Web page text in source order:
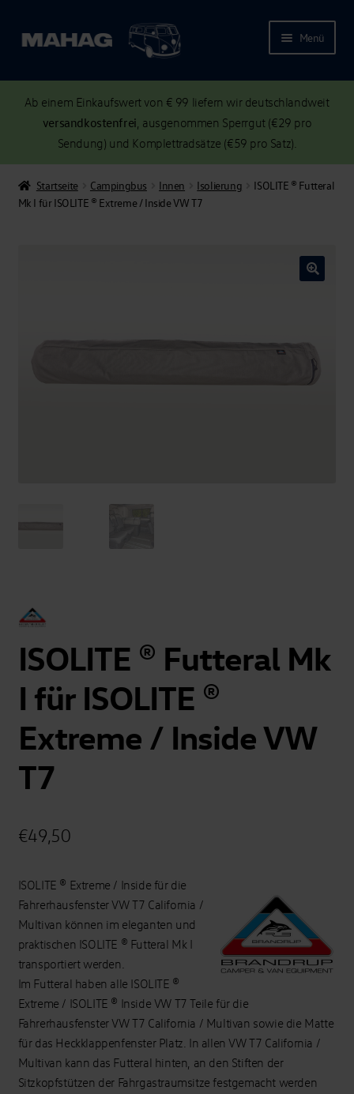
Menü
Ab einem Einkaufswert von € 99 liefern wir deutschlandweit
versandkostenfrei , ausgenommen Sperrgut (€29 pro
Sendung) und Komplettradsätze (€59 pro Satz).
Startseite Campingbus Innen Isolierung
ISOLITE ® Futteral
Mk I für ISOLITE ® Extreme / Inside VW T7
ISOLITE ® Futteral Mk
I für ISOLITE ®
Extreme / Inside VW
T7
€49,50
ISOLITE ® Extreme / Inside für die
Fahrerhausfenster VW T7 California /
Multivan können im eleganten und
praktischen ISOLITE ® Futteral Mk I
transportiert werden.
Im Futteral haben alle ISOLITE ®
Extreme / ISOLITE ® Inside VW T7 Teile für die
Fahrerhausfenster VW T7 California / Multivan sowie die Matte
für das Heckklappenfenster Platz. In allen VW T7 California /
Multivan kann das Futteral hinten, an den Stiften der
Sitzkopfstützen der Fahrgastraumsitze festgemacht werden